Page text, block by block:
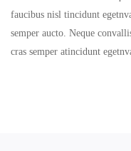
faucibus nisl tincidunt
semper aucto. Neque
cras semper atincidunt